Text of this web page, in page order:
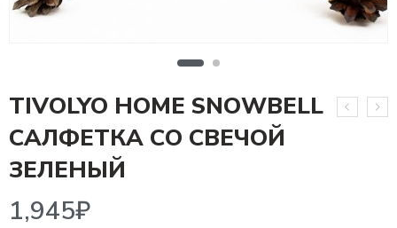
TIVOLYO HOME SNOWBELL
САЛФЕТКА СО СВЕЧОЙ
ЗЕЛЕНЫЙ
1,945₽